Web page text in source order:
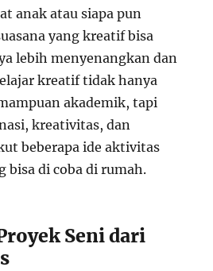
anak atau siapa pun
yang kreatif bisa
lebih menyenangkan dan
kreatif tidak hanya
akademik, tapi
kreativitas, dan
beberapa ide aktivitas
bisa di coba di rumah.
Seni dari